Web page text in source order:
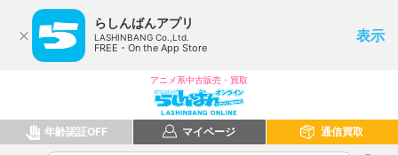
らしんばんアプリ
LASHINBANG Co.,Ltd.
FREE - On the App Store
表示
アニメ系中古販売・買取
年齢認証OFF マイページ 通信買取